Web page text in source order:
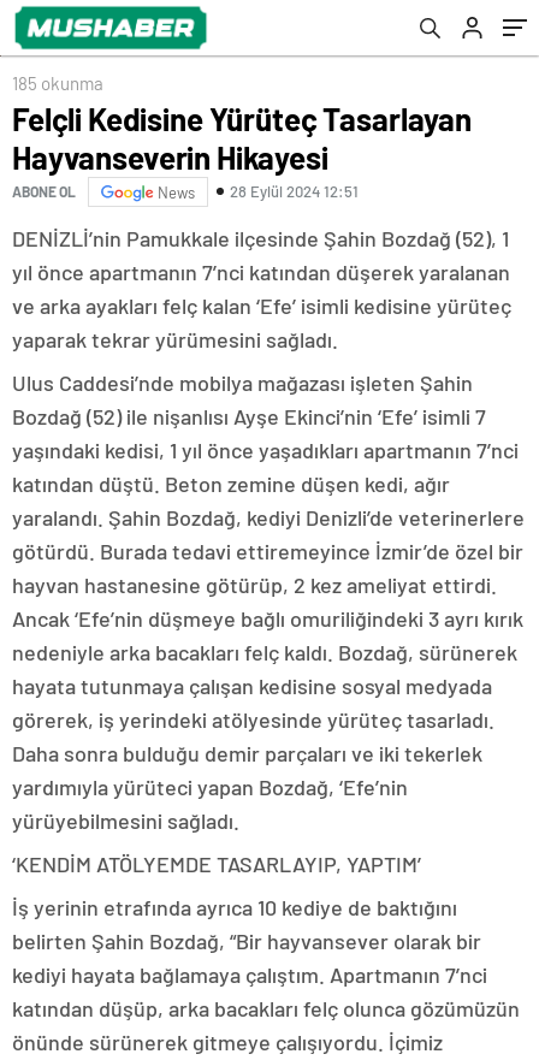
185 okunma
Felçli Kedisine Yürüteç Tasarlayan
Hayvanseverin Hikayesi
ABONE OL News 28 Eylül 2024 12:51
DENİZLİ’nin Pamukkale ilçesinde Şahin Bozdağ (52), 1
yıl önce apartmanın 7’nci katından düşerek yaralanan
ve arka ayakları felç kalan ‘Efe’ isimli kedisine yürüteç
yaparak tekrar yürümesini sağladı.
Ulus Caddesi’nde mobilya mağazası işleten Şahin
Bozdağ (52) ile nişanlısı Ayşe Ekinci’nin ‘Efe’ isimli 7
yaşındaki kedisi, 1 yıl önce yaşadıkları apartmanın 7’nci
katından düştü. Beton zemine düşen kedi, ağır
yaralandı. Şahin Bozdağ, kediyi Denizli’de veterinerlere
götürdü. Burada tedavi ettiremeyince İzmir’de özel bir
hayvan hastanesine götürüp, 2 kez ameliyat ettirdi.
Ancak ‘Efe’nin düşmeye bağlı omuriliğindeki 3 ayrı kırık
nedeniyle arka bacakları felç kaldı. Bozdağ, sürünerek
hayata tutunmaya çalışan kedisine sosyal medyada
görerek, iş yerindeki atölyesinde yürüteç tasarladı.
Daha sonra bulduğu demir parçaları ve iki tekerlek
yardımıyla yürüteci yapan Bozdağ, ‘Efe’nin
yürüyebilmesini sağladı.
‘KENDİM ATÖLYEMDE TASARLAYIP, YAPTIM’
İş yerinin etrafında ayrıca 10 kediye de baktığını
belirten Şahin Bozdağ, “Bir hayvansever olarak bir
kediyi hayata bağlamaya çalıştım. Apartmanın 7’nci
katından düşüp, arka bacakları felç olunca gözümüzün
önünde sürünerek gitmeye çalışıyordu. İçimiz